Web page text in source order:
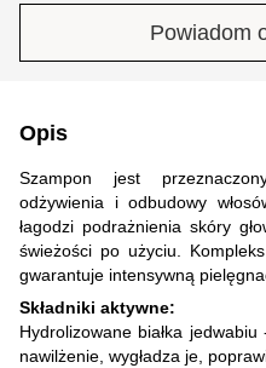
Powiadom
Opis
Szampon jest
odżywienia i odbudowy
łagodzi podrażnienia skóry
świeżości po użyciu.
gwarantuje intensywną
Składniki aktywne:
Hydrolizowane białka
nawilżenie, wygładza je,